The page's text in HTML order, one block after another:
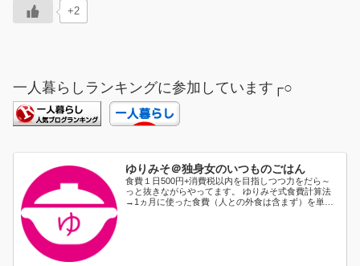
+2
一人暮らしランキングに参加しています┌○
ゆりみそ＠独身女のいつものごはん
食費１日500円+消費税以内を目指しつつ力をだら～
っと抜きながらやってます。 ゆりみそ式食費計算法
→1ヵ月に使った食費（人との外食は含まず）を単純